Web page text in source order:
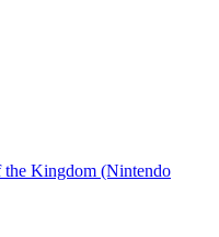
the Kingdom (Nintendo